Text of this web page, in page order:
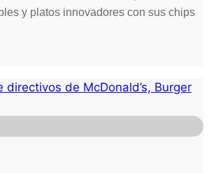
y platos innovadores con sus chips